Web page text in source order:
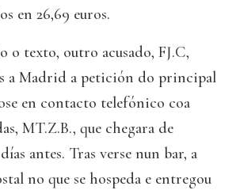
en 26,69 euros.
o texto, outro acusado, FJ.C,
a Madrid a petición do principal
en contacto telefónico coa
MT.Z.B., que chegara de
antes. Tras verse nun bar, a
no que se hospeda e entregou